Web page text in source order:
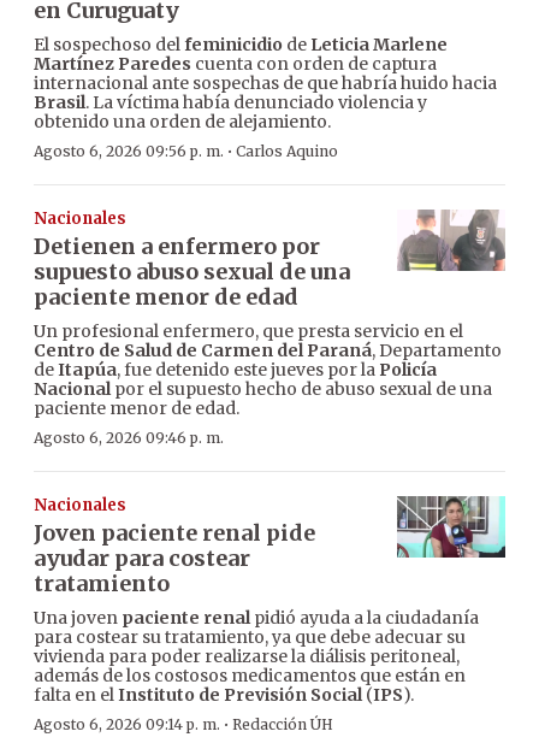
en Curuguaty
El sospechoso delfeminicidio de Leticia Marlene
Martínez Paredes cuenta con orden de captura
internacional ante sospechas de que habría huido hacia
Brasil. La víctima había denunciado violencia y
obtenido una orden de alejamiento.
Agosto 6, 2026 09:56 p. m. · Carlos Aquino
Nacionales
Detienen a enfermero por
supuesto abuso sexual de una
paciente menor de edad
Un profesional enfermero, que presta servicio en el
Centro de Salud de Carmen del Paraná, Departamento
deItapúa, fue detenido este jueves por la Policía
Nacionalpor el supuesto hecho de abuso sexual de una
paciente menor de edad.
Agosto 6, 2026 09:46 p. m.
Nacionales
Joven paciente renal pide
ayudar para costear
tratamiento
Una joven paciente renalpidió ayuda a la ciudadanía
para costear su tratamiento, ya que debe adecuar su
vivienda para poder realizarse la diálisis peritoneal,
además de los costosos medicamentos que están en
falta en elInstituto de Previsión Social(IPS).
Agosto 6, 2026 09:14 p. m. · Redacción ÚH